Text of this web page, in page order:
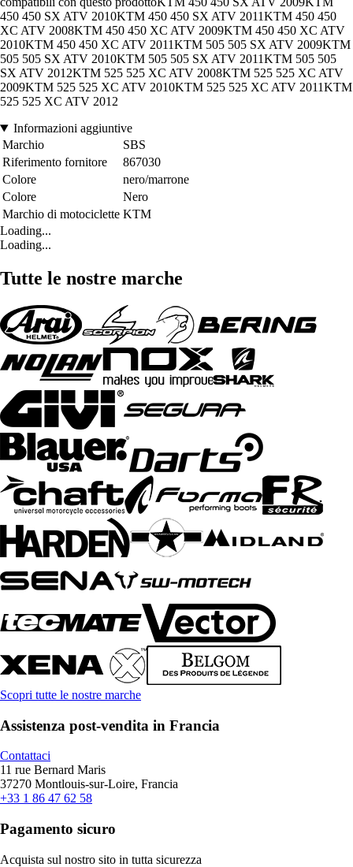
450 450 SX ATV 2010KTM 450 450 SX ATV 2011KTM 450 450
XC ATV 2008KTM 450 450 XC ATV 2009KTM 450 450 XC ATV
2010KTM 450 450 XC ATV 2011KTM 505 505 SX ATV 2009KTM
505 505 SX ATV 2010KTM 505 505 SX ATV 2011KTM 505 505
SX ATV 2012KTM 525 525 XC ATV 2008KTM 525 525 XC ATV
2009KTM 525 525 XC ATV 2010KTM 525 525 XC ATV 2011KTM
525 525 XC ATV 2012
Informazioni aggiuntive
Marchio
SBS
Riferimento fornitore
867030
Colore
nero/marrone
Colore
Nero
Marchio di motociclette KTM
Loading...
Loading...
Tutte le nostre marche
Scopri tutte le nostre marche
Assistenza post-vendita in Francia
Contattaci
11 rue Bernard Maris
37270 Montlouis-sur-Loire, Francia
+33 1 86 47 62 58
Pagamento sicuro
Acquista sul nostro sito in tutta sicurezza